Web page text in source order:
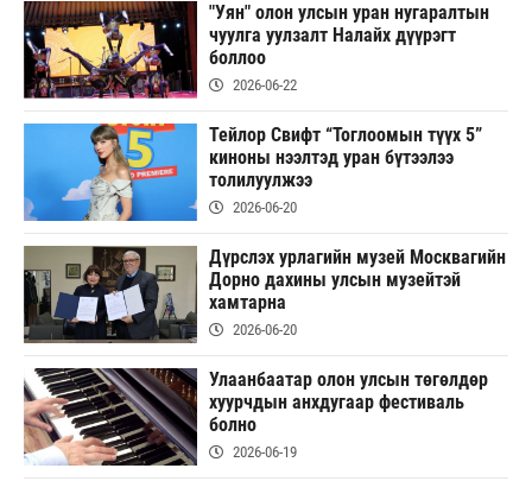
"Уян" олон улсын уран нугаралтын
чуулга уулзалт Налайх дүүрэгт
боллоо
2026-06-22
Тейлор Свифт “Тоглоомын түүх 5”
киноны нээлтэд уран бүтээлээ
толилуулжээ
2026-06-20
Дүрслэх урлагийн музей Москвагийн
Дорно дахины улсын музейтэй
хамтарна
2026-06-20
Улаанбаатар олон улсын төгөлдөр
хуурчдын анхдугаар фестиваль
болно
2026-06-19